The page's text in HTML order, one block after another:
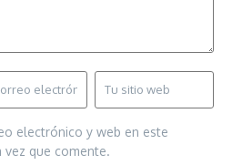
electrónico y web en este
que comente.